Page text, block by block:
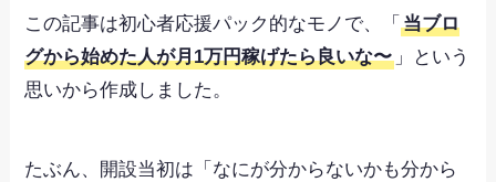
この記事は初心者応援パック的なモノで、「当ブロ
グから始めた人が月1万円稼げたら良いな〜 」という
思いから作成しました。
たぶん、開設当初は「なにが分からないかも分から